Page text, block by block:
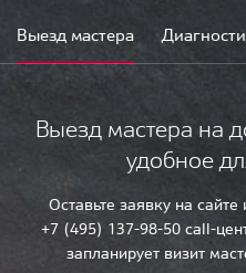
Выезд мастера
Выезд мастера на
удобное
Оставьте заявку на
+7 (495) 137-98-50 call-
запланирует визит